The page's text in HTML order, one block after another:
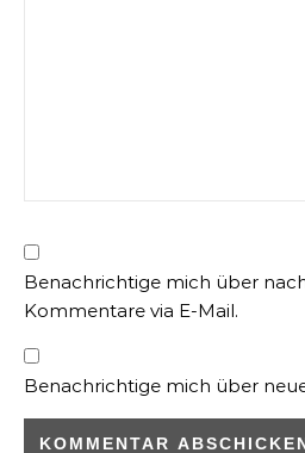
Benachrichtige mich über
Kommentare via E-Mail.
Benachrichtige mich über